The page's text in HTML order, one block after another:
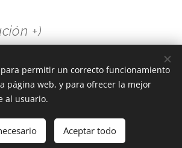
+)
para permitir un correcto funcionamiento
página web, y para ofrecer la mejor
al usuario.
Aceptar todo